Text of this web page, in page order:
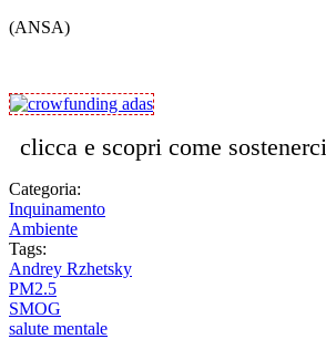
(ANSA)
clicca e scopri come sostenerci
Categoria:
Inquinamento
Ambiente
Tags:
Andrey Rzhetsky
PM2.5
SMOG
salute mentale